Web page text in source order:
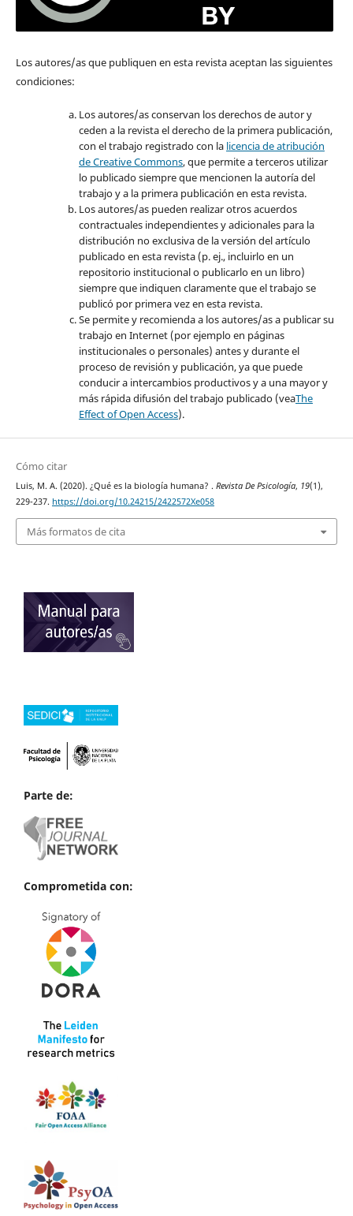
Los autores/as que publiquen en esta revista aceptan las siguientes
condiciones:
Los autores/as conservan los derechos de autor y
ceden a la revista el derecho de la primera publicación,
con el trabajo registrado con la licencia de atribución
de Creative Commons, que permite a terceros utilizar
lo publicado siempre que mencionen la autoría del
trabajo y a la primera publicación en esta revista.
Los autores/as pueden realizar otros acuerdos
contractuales independientes y adicionales para la
distribución no exclusiva de la versión del artículo
publicado en esta revista (p. ej., incluirlo en un
repositorio institucional o publicarlo en un libro)
siempre que indiquen claramente que el trabajo se
publicó por primera vez en esta revista.
Se permite y recomienda a los autores/as a publicar su
trabajo en Internet (por ejemplo en páginas
institucionales o personales) antes y durante el
proceso de revisión y publicación, ya que puede
conducir a intercambios productivos y a una mayor y
más rápida difusión del trabajo publicado (veaThe
Effect of Open Access).
Cómo citar
Luis, M. A. (2020). ¿Qué es la biología humana? . Revista De Psicología, 19(1),
229-237. https://doi.org/10.24215/2422572Xe058
Más formatos de cita
Parte de:
Comprometida con: